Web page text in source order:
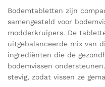
Bodemtabletten zijn
samengesteld voor
modderkruipers. De
uitgebalanceerde mix van
ingrediënten die de
bodemvissen
stevig, zodat vissen ze